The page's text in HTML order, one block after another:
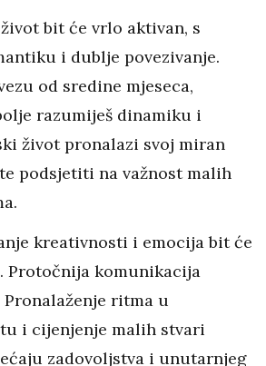
bit će vrlo aktivan, s
i dublje povezivanje.
od sredine mjeseca,
razumiješ dinamiku i
život pronalazi svoj miran
podsjetiti na važnost malih
kreativnosti i emocija bit će
Protočnija komunikacija
ritma u
i cijenjenje malih stvari
zadovoljstva i unutarnjeg